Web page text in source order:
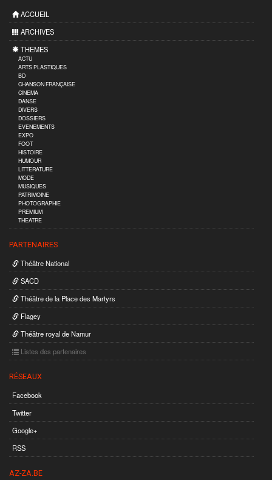
ACCUEIL
ARCHIVES
THEMES
ACTU
ARTS PLASTIQUES
BD
CHANSON FRANÇAISE
CINEMA
DANSE
DIVERS
DOSSIERS
EVENEMENTS
EXPO
FOOT
HISTOIRE
HUMOUR
LITTERATURE
MODE
MUSIQUES
PATRIMOINE
PHOTOGRAPHIE
PREMIUM
THEATRE
PARTENAIRES
Théâtre National
SACD
Théâtre de la Place des Martyrs
Flagey
Théâtre royal de Namur
Listes des partenaires
RÉSEAUX
Facebook
Twitter
Google+
RSS
AZ-ZA.BE